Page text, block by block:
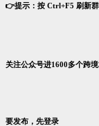
👉提示：按 Ctrl+F5 刷新
关注公众号进1600多个跨
要发布，先登录